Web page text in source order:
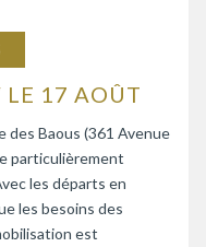
LE 17 AOÛT
des Baous (361 Avenue
particulièrement
les départs en
les besoins des
est